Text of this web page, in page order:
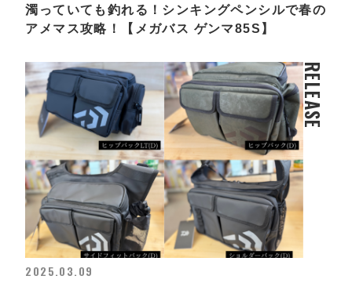
濁っていても釣れる！シンキングペンシルで春の
アメマス攻略！【メガバス ゲンマ85S】
RELEASE
2025.03.09